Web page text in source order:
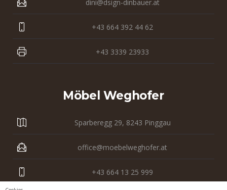
dini@dsign-dinbauer.at
+43 664 392 44 62
+43 3339 23933
Möbel Weghofer
Sparberegg 29, 8243 Pinggau
office@moebelweghofer.at
+43 664 13 25 999